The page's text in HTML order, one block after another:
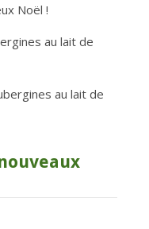
Noël !
au lait de
au lait de